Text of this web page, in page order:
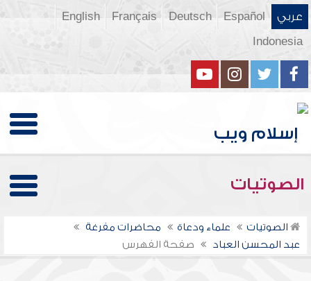
عربي Español
Deutsch
Français
English
Indonesia
الصوتيات
الصوتيات علماء ودعاة
محاضرات مفرغة
عبد المحسن العباد
صفحة الفهرس